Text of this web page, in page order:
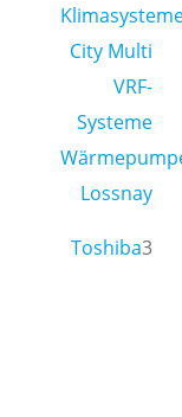
City Multi
VRF-
Systeme
Lossnay
Toshiba3